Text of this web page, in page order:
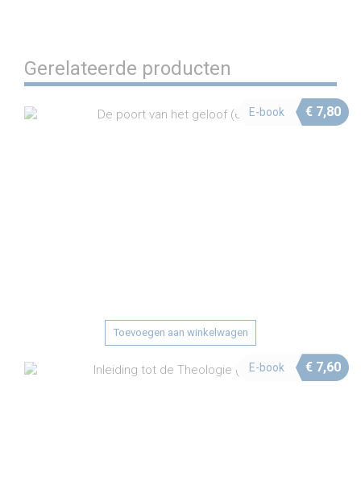
Gerelateerde producten
E-book € 7,80
Toevoegen aan winkelwagen
E-book € 7,60